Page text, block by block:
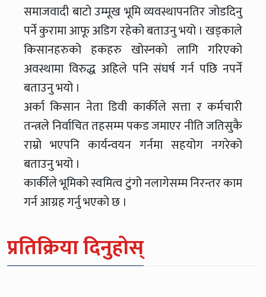
समाजवादी बाटो उम्मूख भूमि व्यवस्थापनतिर जोडदिनु
पर्ने कुरामा आफू अडिग रहेको बताउनु भयो । खड्काले
किसानहरुको हकहरु खोस्नको लागि गरिएको
अवस्थामा विरुद्ध अहिले पनि संघर्ष गर्न पछि नपर्ने
बताउनु भयो ।
अर्का किसान नेता डिवी कार्कीले सत्ता र कर्मचारी
तन्त्रले निर्वाचित तहसम्म पकड जमाएर नीति जतिसुकै
राम्रो भएपनि कार्यन्वयन गर्नमा सहयोग नगरेको
बताउनु भयो ।
कार्कीले भूमिको स्वमित्व टुंगो नलागेसम्म निरन्तर काम
गर्न आग्रह गर्नु भएको छ ।
प्रतिक्रिया दिनुहोस्